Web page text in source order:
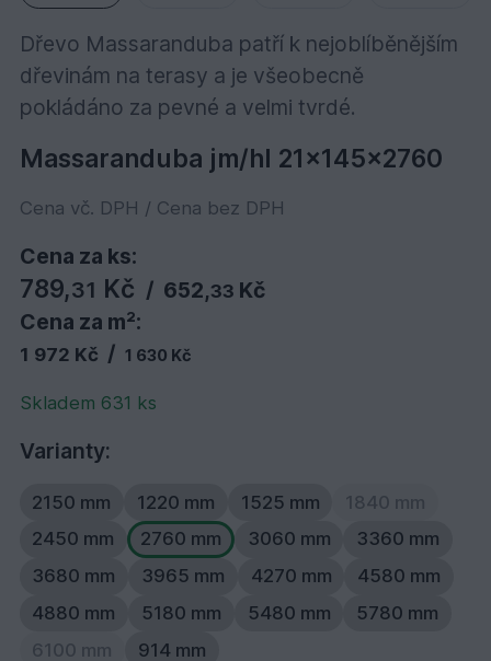
Dřevo Massaranduba patří k nejoblíběnějším
dřevinám na terasy a je všeobecně
pokládáno za pevné a velmi tvrdé.
Massaranduba jm/hl 21x145x2760
Cena vč. DPH / Cena bez DPH
Cena za ks:
789,31 Kč / 652,33 Kč
Cena za m²:
1 972 Kč / 1 630 Kč
Skladem 631 ks
Varianty:
2150 mm 1220 mm 1525 mm
1840 mm
2450 mm
2760 mm 3060 mm
3360 mm
3680 mm
3965 mm 4270 mm
4580 mm
4880 mm
5180 mm 5480 mm
5780 mm
6100 mm
914 mm